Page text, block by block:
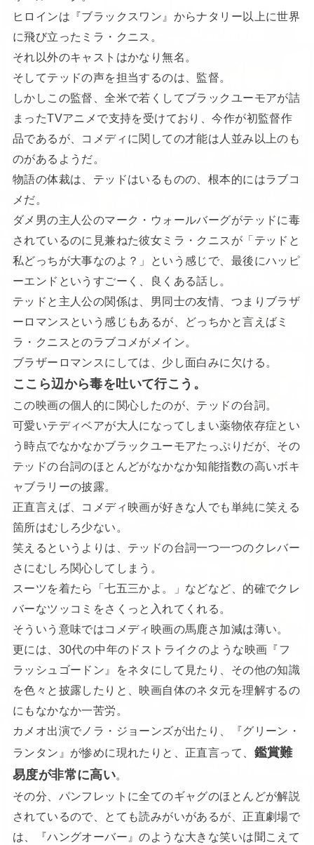
ヒロインは『ブラックスワン』からナタリー以上に世界
に飛び立ったミラ・クニス。
それ以外のキャストはかなり無名。
そしてテッドの声を担当するのは、監督。
しかしこの監督、全米で若くしてブラックユーモアが詰
まったTVアニメで支持を受けており、今作が初監督作
品であるが、コメディに関しての才能は人並み以上のも
のがあるようだ。
物語の体裁は、テッドはいるものの、根本的にはラブコ
メだ。
ダメ男の主人公のマーク・ウォールバーグがテッドに毒
されているのに見兼ねた彼女ミラ・クニスが「テッドと
私どっちが大事なのよ？」という感じで、最後にハッピ
ーエンドというすごーく、良くある話し。
テッドと主人公の関係は、男同士の友情、つまりブラザ
ーロマンスという感じもあるが、どっちかと言えばミ
ラ・クニスとのラブコメがメイン。
ブラザーロマンスにしては、少し面白みに欠ける。
ここら辺から毒を吐いて行こう。
この映画の個人的に関心したのが、テッドの台詞。
可愛いテディベアが大人になってしまい薬物依存症とい
う時点でなかなかブラックユーモアたっぷりだが、その
テッドの台詞のほとんどがなかなか知能指数の高いボキ
ャブラリーの披露。
正直言えば、コメディ映画が好きな人でも単純に笑える
箇所はむしろ少ない。
笑えるというよりは、テッドの台詞一つ一つのクレバー
さにむしろ関心してしまう。
スーツを着たら「七五三かよ。」などなど、的確でクレ
バーなツッコミをさくっと入れてくれる。
そういう意味ではコメディ映画の馬鹿さ加減は薄い。
更には、30代の中年のドストライクのような映画『フ
ラッシュゴードン』をネタにして見たり、その他の知識
を色々と披露したりと、映画自体のネタ元を理解するの
にもなかなか一苦労。
カメオ出演でノラ・ジョーンズが出たり、『グリーン・
ランタン』が惨めに現れたりと、正直言って、 鑑賞難
易度が非常に高い。
その分、パンフレットに全てのギャグのほとんどが解説
されているので、とても読みがいがあるが、正直劇場で
は、『ハングオーバー』のような大きな笑いは聞こえて